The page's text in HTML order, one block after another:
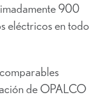
900
eléctricos en todo
de OPALCO